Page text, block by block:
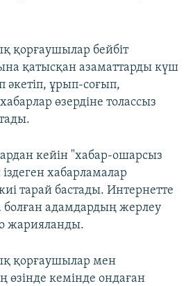
қорғаушылар бейбіт
қатысқан азаматтарды күш
ұрып-соғып,
өзердіне толассыз
кейін "хабар-ошарсыз
хабарламалар
тарай бастады. Интернетте
болған адамдардың жерлеу
жарияланды.
қорғаушылар мен
өзінде кемінде ондаған